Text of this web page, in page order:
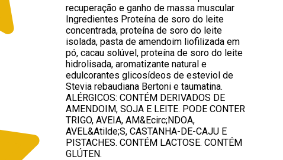
recuperação e ganho de massa muscular
Ingredientes Proteína de soro do leite
concentrada, proteína de soro do leite
isolada, pasta de amendoim liofilizada em
pó, cacau solúvel, proteína de soro do leite
hidrolisada, aromatizante natural e
edulcorantes glicosídeos de esteviol de
Stevia rebaudiana Bertoni e taumatina.
ALÉRGICOS: CONTÉM DERIVADOS DE
AMENDOIM, SOJA E LEITE. PODE CONTER
TRIGO, AVEIA, AM&Ecirc;NDOA,
AVEL&Atilde;S, CASTANHA-DE-CAJU E
PISTACHES. CONTÉM LACTOSE. CONTÉM
GLÚTEN.